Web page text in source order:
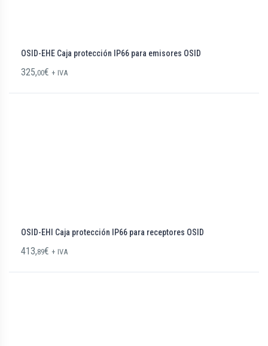
OSID-EHE Caja protección IP66 para emisores OSID
325,00€ + IVA
OSID-EHI Caja protección IP66 para receptores OSID
413,89€ + IVA